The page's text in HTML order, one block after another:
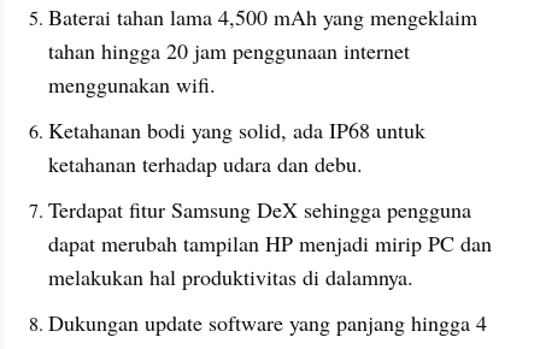
Baterai tahan lama 4,500 mAh yang mengeklaim
tahan hingga 20 jam penggunaan internet
menggunakan wifi.
Ketahanan bodi yang solid, ada IP68 untuk
ketahanan terhadap udara dan debu.
Terdapat fitur Samsung DeX sehingga pengguna
dapat merubah tampilan HP menjadi mirip PC dan
melakukan hal produktivitas di dalamnya.
Dukungan update software yang panjang hingga 4